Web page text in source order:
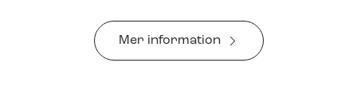
Mer information